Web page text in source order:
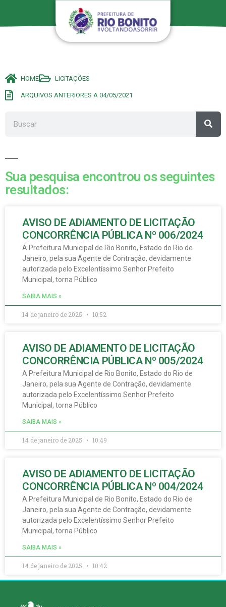
HOME LICITAÇÕES
ARQUIVOS ANTERIORES A 04/05/2021
Sua pesquisa encontrou os seguintes
resultados:
AVISO DE ADIAMENTO DE LICITAÇÃO
CONCORRÊNCIA PÚBLICA Nº 006/2024
A Prefeitura Municipal de Rio Bonito, Estado do Rio de
Janeiro, pela sua Agente de Contração, devidamente
autorizada pelo Excelentíssimo Senhor Prefeito
Municipal, torna Público
SAIBA MAIS »
14 de janeiro de 2025 10:52
AVISO DE ADIAMENTO DE LICITAÇÃO
CONCORRÊNCIA PÚBLICA Nº 005/2024
A Prefeitura Municipal de Rio Bonito, Estado do Rio de
Janeiro, pela sua Agente de Contração, devidamente
autorizada pelo Excelentíssimo Senhor Prefeito
Municipal, torna Público
SAIBA MAIS »
14 de janeiro de 2025 10:49
AVISO DE ADIAMENTO DE LICITAÇÃO
CONCORRÊNCIA PÚBLICA Nº 004/2024
A Prefeitura Municipal de Rio Bonito, Estado do Rio de
Janeiro, pela sua Agente de Contração, devidamente
autorizada pelo Excelentíssimo Senhor Prefeito
Municipal, torna Público
SAIBA MAIS »
14 de janeiro de 2025 10:42